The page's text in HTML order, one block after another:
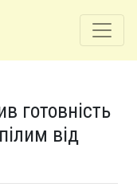
готовність
від